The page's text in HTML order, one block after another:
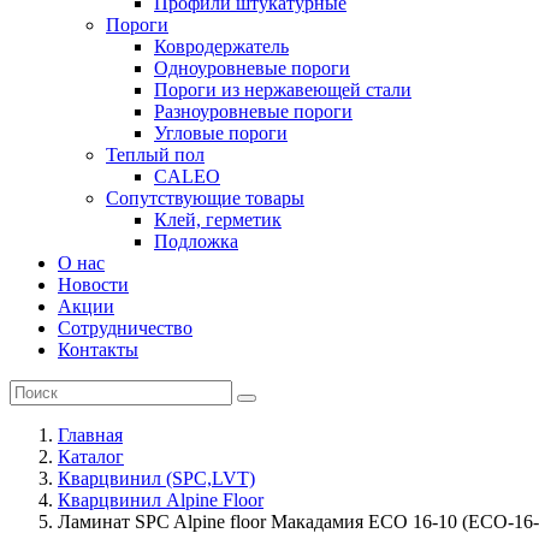
Пороги
Ковродержатель
Одноуровневые пороги
Пороги из нержавеющей стали
Разноуровневые пороги
Угловые пороги
Теплый пол
CALEO
Сопутствующие товары
Клей, герметик
Подложка
О нас
Новости
Акции
Сотрудничество
Контакты
Главная
Каталог
Кварцвинил (SPC,LVT)
Кварцвинил Alpine Floor
Ламинат SPC Alpine floor Макадамия ECO 16-10 (ECO-